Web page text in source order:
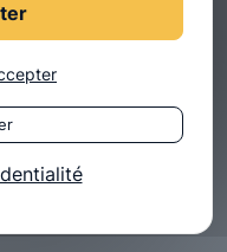
scientifique
en situation